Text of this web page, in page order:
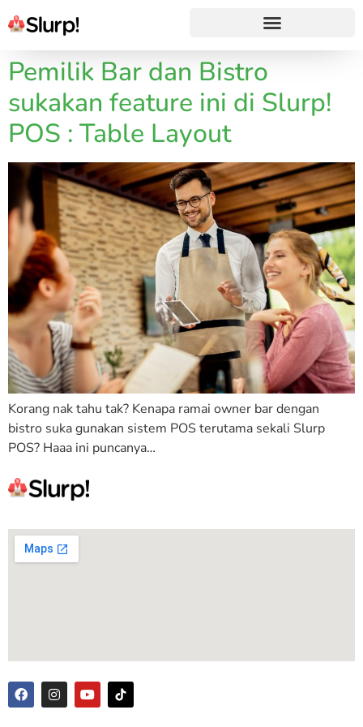
Pemilik Bar dan Bistro
sukakan feature ini di Slurp!
POS : Table Layout
Korang nak tahu tak? Kenapa ramai owner bar dengan
bistro suka gunakan sistem POS terutama sekali Slurp
POS? Haaa ini puncanya…